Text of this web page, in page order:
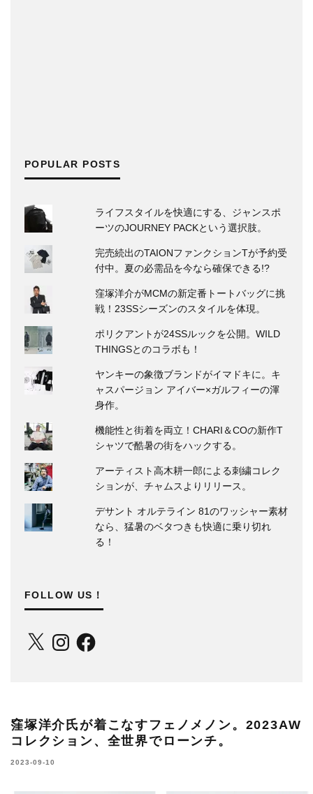
POPULAR POSTS
ライフスタイルを快適にする、ジャンスポ
ーツのJOURNEY PACKという選択肢。
完売続出のTAIONファンクションTが予約受
付中。夏の必需品を今なら確保できる!?
窪塚洋介がMCMの新定番トートバッグに挑
戦！23SSシーズンのスタイルを体現。
ポリクアントが24SSルックを公開。WILD
THINGSとのコラボも！
ヤンキーの象徴ブランドがイマドキに。キ
ャスパージョン アイバー×ガルフィーの渾
身作。
機能性と街着を両立！CHARI＆COの新作T
シャツで酷暑の街をハックする。
アーティスト高木耕一郎による刺繍コレク
ションが、チャムスよりリリース。
デサント オルテライン 81のワッシャー素材
なら、猛暑のベタつきも快適に乗り切れ
る！
FOLLOW US！
X InstagramFacebook
窪塚洋介氏が着こなすフェノメノン。2023AW
コレクション、全世界でローンチ。
2023-09-10